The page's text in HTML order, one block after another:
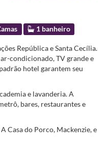
1 banheiro
República e Santa Cecília.
condicionado, TV grande e
hotel garantem seu
e lavanderia. A
bares, restaurantes e
Casa do Porco, Mackenzie, e